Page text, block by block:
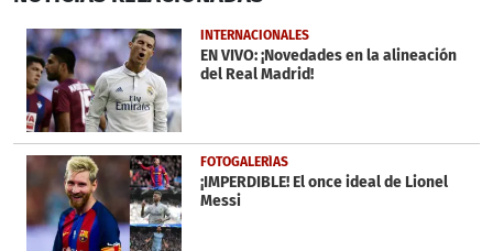
1
minute,
20
seconds
INTERNACIONALES
EN VIVO: ¡Novedades en la alineación
del Real Madrid!
FOTOGALERÍAS
¡IMPERDIBLE! El once ideal de Lionel
Messi